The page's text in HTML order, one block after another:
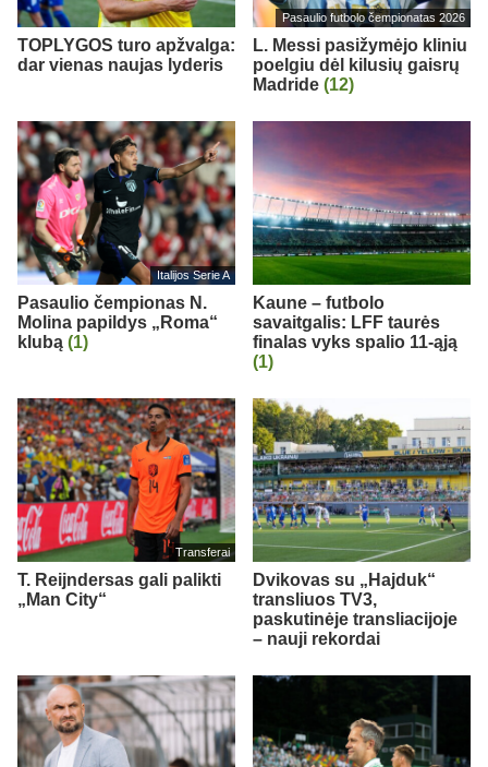
TOPLYGOS turo apžvalga:
dar vienas naujas lyderis
Pasaulio futbolo čempionatas 2026
L. Messi pasižymėjo kliniu
poelgiu dėl kilusių gaisrų
Madride (12)
Italijos Serie A
Pasaulio čempionas N.
Molina papildys „Roma“
klubą (1)
Kaune – futbolo
savaitgalis: LFF taurės
finalas vyks spalio 11-ąją
(1)
Transferai
T. Reijndersas gali palikti
„Man City“
Dvikovas su „Hajduk“
transliuos TV3,
paskutinėje transliacijoje
– nauji rekordai